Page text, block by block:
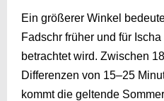
Ein größerer Winkel
Fadschr früher und für
betrachtet wird. Zwischen
Differenzen von 15–25
kommt die geltende